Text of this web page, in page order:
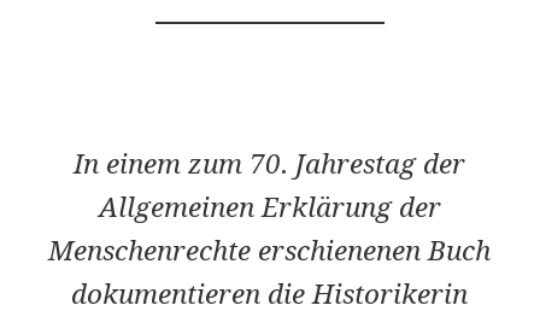
In einem zum 70. Jahrestag der
Allgemeinen Erklärung der
Menschenrechte erschienenen Buch
dokumentieren die Historikerin